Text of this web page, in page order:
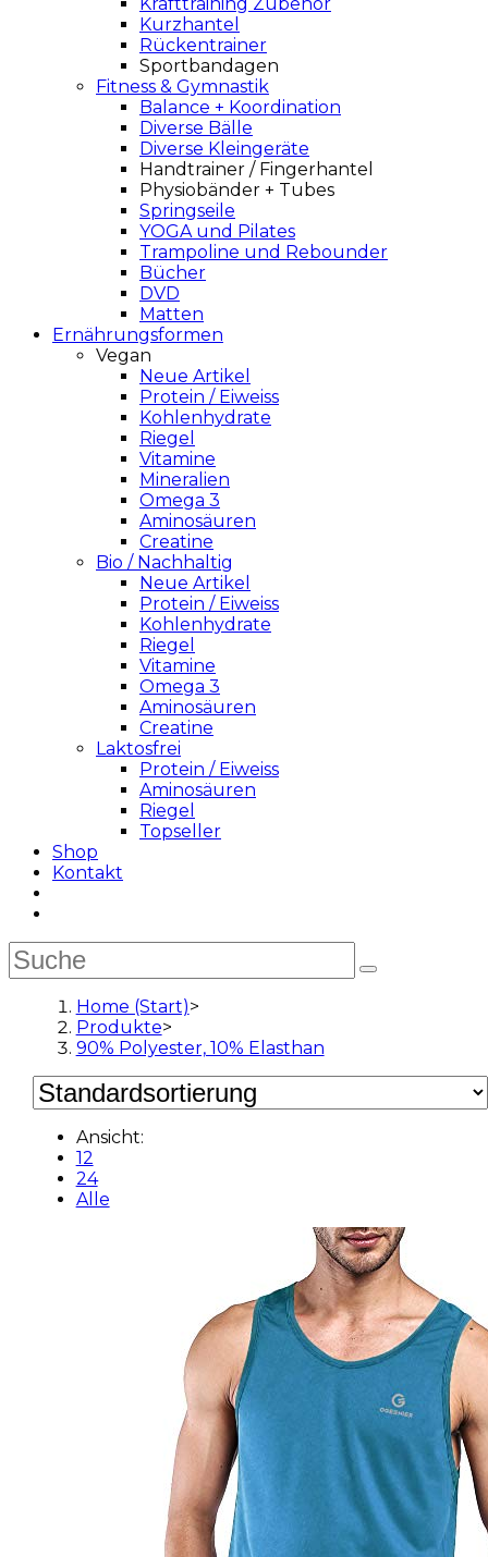
Kurzhantel
Rückentrainer
Sportbandagen
Fitness & Gymnastik
Balance + Koordination
Diverse Bälle
Diverse Kleingeräte
Handtrainer / Fingerhantel
Physiobänder + Tubes
Springseile
YOGA und Pilates
Trampoline und Rebounder
Bücher
DVD
Matten
Ernährungsformen
Vegan
Neue Artikel
Protein / Eiweiss
Kohlenhydrate
Riegel
Vitamine
Mineralien
Omega 3
Aminosäuren
Creatine
Bio / Nachhaltig
Neue Artikel
Protein / Eiweiss
Kohlenhydrate
Riegel
Vitamine
Omega 3
Aminosäuren
Creatine
Laktosfrei
Protein / Eiweiss
Aminosäuren
Riegel
Topseller
Shop
Kontakt
Home (Start)>
Produkte>
90% Polyester, 10% Elasthan
Ansicht:
12
24
Alle